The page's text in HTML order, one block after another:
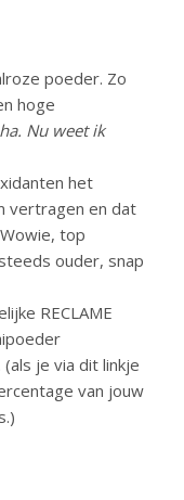
poeder. Zo
hoge
Nu weet ik
het
vertragen en dat
top
ouder, snap
RECLAME
. (als je via dit linkje
van jouw